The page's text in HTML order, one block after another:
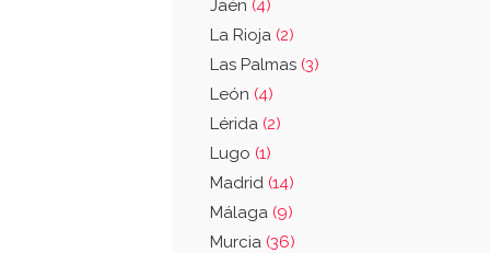
Jaén (4)
La Rioja (2)
Las Palmas (3)
León (4)
Lérida (2)
Lugo (1)
Madrid (14)
Málaga (9)
Murcia (36)